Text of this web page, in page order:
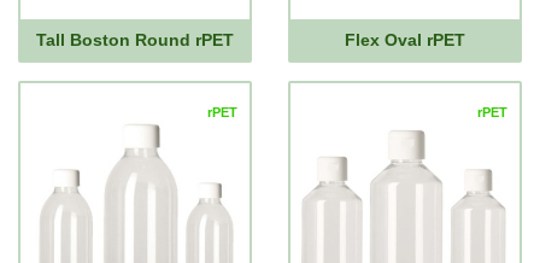
Tall Boston Round rPET Flex Oval rPET
rPET rPET